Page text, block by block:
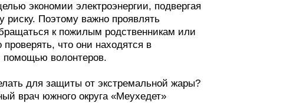
экономии электроэнергии, подвергая
риску. Поэтому важно проявлять
к пожилым родственникам или
что они находятся в
помощью волонтеров.
для защиты от экстремальной жары?
врач южного округа «Меухедет»